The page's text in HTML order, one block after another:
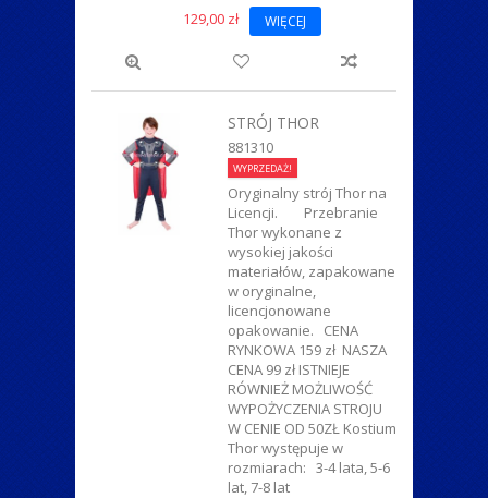
129,00 zł WIĘCEJ
STRÓJ THOR
881310
WYPRZEDAŻ!
Oryginalny strój Thor na
Licencji. Przebranie
Thor wykonane z
wysokiej jakości
materiałów, zapakowane
w oryginalne,
licencjonowane
opakowanie. CENA
RYNKOWA 159 zł NASZA
CENA 99 zł ISTNIEJE
RÓWNIEŻ MOŻLIWOŚĆ
WYPOŻYCZENIA STROJU
W CENIE OD 50ZŁ Kostium
Thor występuje w
rozmiarach: 3-4 lata, 5-6
lat, 7-8 lat